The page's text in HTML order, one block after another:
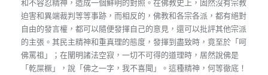
和不容忍精神，造成一個鮮明的對照。在佛教史上，固然沒有宗教
迫害和異端裁判等等事跡，而相反的，佛教和各宗各派，都有絕對
自由的發言權，都可以隨便發揮自己的意見，還可以批評其他宗派
的主張。其民主精神和重真理的態度，發揮到盡致時，竟至於「呵
佛罵祖」；在闡明諸法空寂，一切不可得的道理時，居然說佛是
「乾屎橛」，說「佛之一字，我不喜聞」。這種精神，何等徹底！